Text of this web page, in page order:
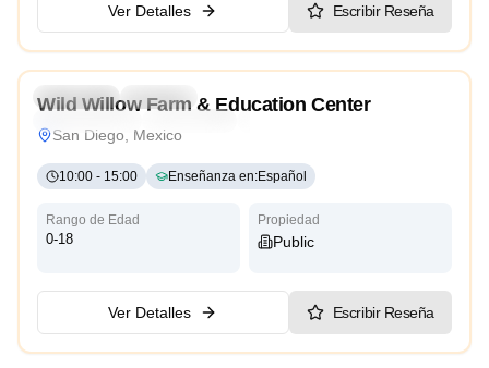
Ver Detalles Escribir Reseña
Preschool
Daycare
Wild Willow Farm & Education Center
San Diego, Mexico
10:00 - 15:00 Enseñanza en:Español
Rango de Edad
0-18
Propiedad
Public
Ver Detalles Escribir Reseña